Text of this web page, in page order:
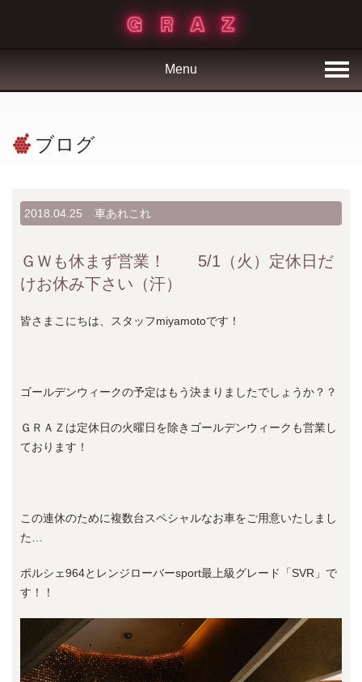
Menu
ブログ
2018.04.25 車あれこれ
ＧＷも休まず営業！ 5/1（火）定休日だ
けお休み下さい（汗）
皆さまこにちは、スタッフmiyamotoです！
ゴールデンウィークの予定はもう決まりましたでしょうか？？
ＧＲＡＺは定休日の火曜日を除きゴールデンウィークも営業し
ております！
この連休のために複数台スペシャルなお車をご用意いたしまし
た…
ポルシェ964とレンジローバーsport最上級グレード「SVR」で
す！！